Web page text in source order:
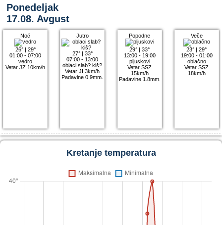
Ponedeljak
17.08. Avgust
Noć
26°| 29°
01:00 - 07:00
vedro
Vetar JZ 10km/h
Jutro
27°| 33°
07:00 - 13:00
oblaci slab? kiš?
Vetar JI 3km/h
Padavine 0.9mm.
Popodne
29° |33°
13:00 - 19:00
pljuskovi
Vetar SSZ
15km/h
Padavine 1.8mm.
Veče
23° |29°
19:00 - 01:00
oblačno
Vetar SSZ
18km/h
Kretanje temperatura